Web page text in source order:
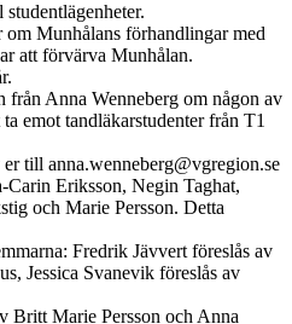
Munhålans förhandlingar med
att förvärva Munhålan.
Anna Wenneberg om någon av
emot tandläkarstudenter från T1
anna.wenneberg@vgregion.se
Eriksson, Negin Taghat,
och Marie Persson. Detta
Fredrik Jävvert föreslås av
Jessica Svanevik föreslås av
Marie Persson och Anna